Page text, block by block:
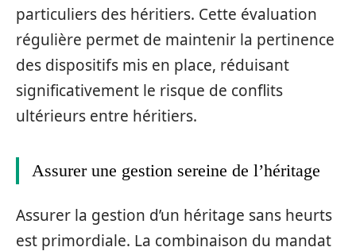
particuliers des héritiers. Cette évaluation
régulière permet de maintenir la pertinence
des dispositifs mis en place, réduisant
significativement le risque de conflits
ultérieurs entre héritiers.
Assurer une gestion sereine de l’héritage
Assurer la gestion d’un héritage sans heurts
est primordiale. La combinaison du mandat